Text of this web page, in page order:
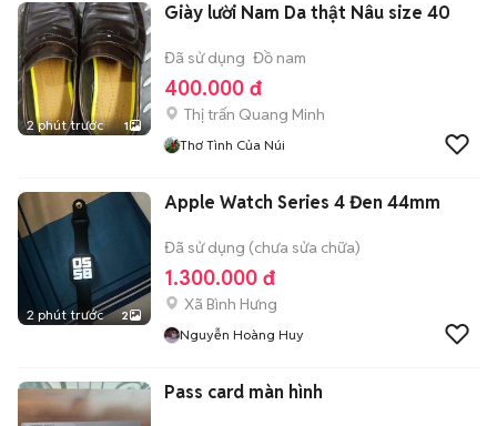
2 phút trước 1
Giày lười Nam Da thật Nâu size 40
Đã sử dụng Đồ nam
400.000 đ
Thị trấn Quang Minh
Thơ Tình Của Núi
2 phút trước 2
Apple Watch Series 4 Đen 44mm
Đã sử dụng (chưa sửa chữa)
1.300.000 đ
Xã Bình Hưng
Nguyễn Hoàng Huy
Pass card màn hình